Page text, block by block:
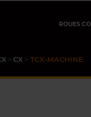
ROUES
CX TCX-MACHINE